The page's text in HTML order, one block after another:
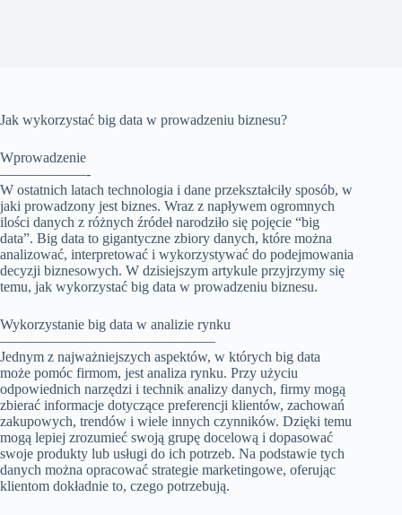
Jak wykorzystać big data w prowadzeniu biznesu?
Wprowadzenie
——————-
W ostatnich latach technologia i dane przekształciły sposób, w
jaki prowadzony jest biznes. Wraz z napływem ogromnych
ilości danych z różnych źródeł narodziło się pojęcie “big
data”. Big data to gigantyczne zbiory danych, które można
analizować, interpretować i wykorzystywać do podejmowania
decyzji biznesowych. W dzisiejszym artykule przyjrzymy się
temu, jak wykorzystać big data w prowadzeniu biznesu.
Wykorzystanie big data w analizie rynku
———————————————
Jednym z najważniejszych aspektów, w których big data
może pomóc firmom, jest analiza rynku. Przy użyciu
odpowiednich narzędzi i technik analizy danych, firmy mogą
zbierać informacje dotyczące preferencji klientów, zachowań
zakupowych, trendów i wiele innych czynników. Dzięki temu
mogą lepiej zrozumieć swoją grupę docelową i dopasować
swoje produkty lub usługi do ich potrzeb. Na podstawie tych
danych można opracować strategie marketingowe, oferując
klientom dokładnie to, czego potrzebują.